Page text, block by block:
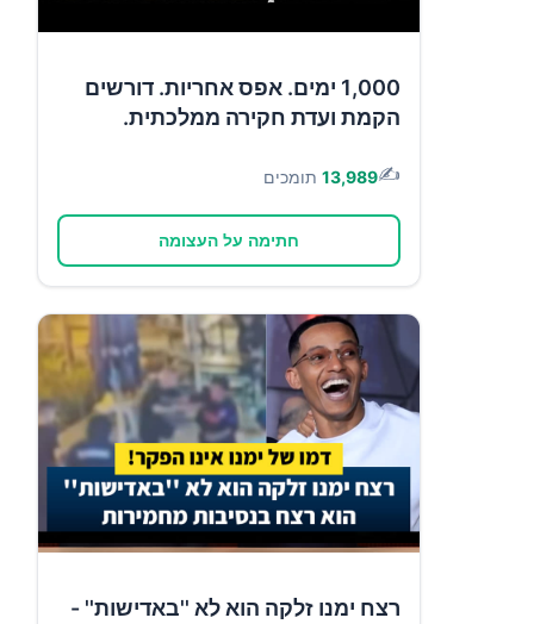
1,000 ימים. אפס אחריות. דורשים
הקמת ועדת חקירה ממלכתית.
✍️
13,989 תומכים
חתימה על העצומה
רצח ימנו זלקה הוא לא ''באדישות'' -